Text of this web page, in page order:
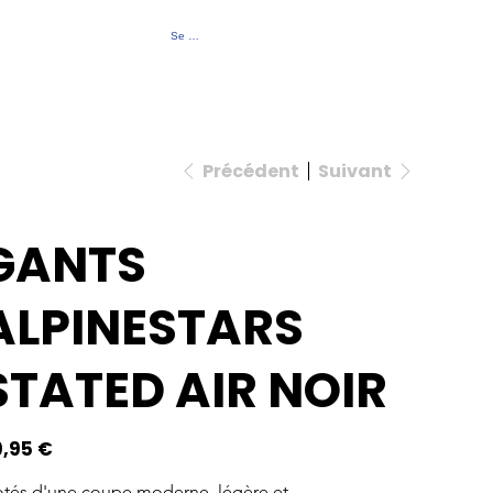
Se connecter
Précédent Suivant
AIR NOIR
€